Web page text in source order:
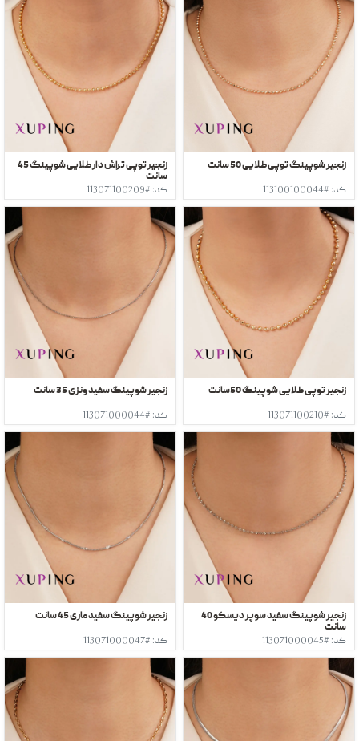
زنجیر شوپینگ توپی طلایی 50 سانت
کد: #113100100044
زنجیر توپی تراش دار طلایی شوپینگ 45
سانت
کد: #113071100209
زنجیر توپی طلایی شوپینگ 50سانت
کد: #113071100210
زنجیر شوپینگ سفید ونزی 35 سانت
کد: #113071000044
زنجیر شوپینگ سفید سوپر دیسکو 40
سانت
کد: #113071000045
زنجیر شوپینگ سفید ماری 45 سانت
کد: #113071000047